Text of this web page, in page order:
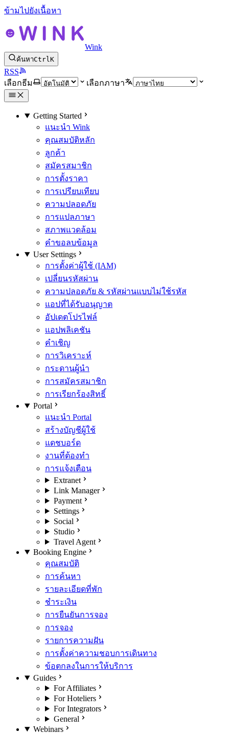
ข้ามไปยังเนื้อหา
Wink
ค้นหาCtrlK
RSS
เลือกธีม
เลือกภาษา
Getting Started
แนะนำ Wink
คุณสมบัติหลัก
ลูกค้า
สมัครสมาชิก
การตั้งราคา
การเปรียบเทียบ
ความปลอดภัย
การแปลภาษา
สภาพแวดล้อม
คำขอลบข้อมูล
User Settings
การตั้งค่าผู้ใช้ (IAM)
เปลี่ยนรหัสผ่าน
ความปลอดภัย & รหัสผ่านแบบไม่ใช้รหัส
แอปที่ได้รับอนุญาต
อัปเดตโปรไฟล์
แอปพลิเคชัน
คำเชิญ
การวิเคราะห์
กระดานผู้นำ
การสมัครสมาชิก
การเรียกร้องสิทธิ์
Portal
แนะนำ Portal
สร้างบัญชีผู้ใช้
แดชบอร์ด
งานที่ต้องทำ
การแจ้งเตือน
Extranet
Link Manager
Payment
Settings
Social
Studio
Travel Agent
Booking Engine
คุณสมบัติ
การค้นหา
รายละเอียดที่พัก
ชำระเงิน
การยืนยันการจอง
การจอง
รายการความฝัน
การตั้งค่าความชอบการเดินทาง
ข้อตกลงในการให้บริการ
Guides
For Affiliates
For Hoteliers
For Integrators
General
Webinars